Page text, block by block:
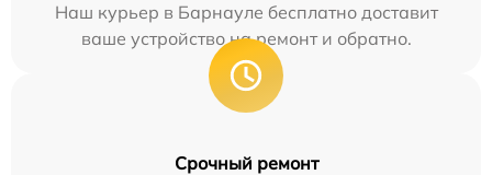
Наш курьер в Барнауле бесплатно доставит
ваше устройство на ремонт и обратно.
Срочный ремонт